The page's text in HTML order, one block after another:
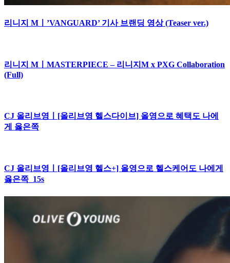
리니지 Mㅣ’VANGUARD’ 기사 브랜딩 영상 (Teaser ver.)
리니지 MㅣMASTERPIECE – 리니지M x PXG Collaboration
(Full)
CJ 올리브영ㅣ[올리브영 헬스다이브] 올영으로 혜택도 나에
게 옳은쪽
CJ 올리브영ㅣ[올리브영 헬스+] 올영으로 헬스케어도 나에게
옳은쪽_15s